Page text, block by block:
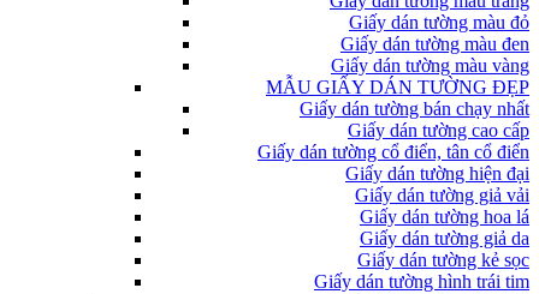
Giấy dán tường màu đỏ
Giấy dán tường màu đen
Giấy dán tường màu vàng
MẪU GIẤY DÁN TƯỜNG ĐẸP
Giấy dán tường bán chạy nhất
Giấy dán tường cao cấp
Giấy dán tường cổ điển, tân cổ điển
Giấy dán tường hiện đại
Giấy dán tường giả vải
Giấy dán tường hoa lá
Giấy dán tường giả da
Giấy dán tường kẻ sọc
Giấy dán tường hình trái tim